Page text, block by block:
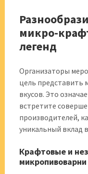
микро-
легенд
Организаторы
цель представить
вкусов. Это
встретите
производителей,
уникальный вклад
Крафтовые и
микропивоварни